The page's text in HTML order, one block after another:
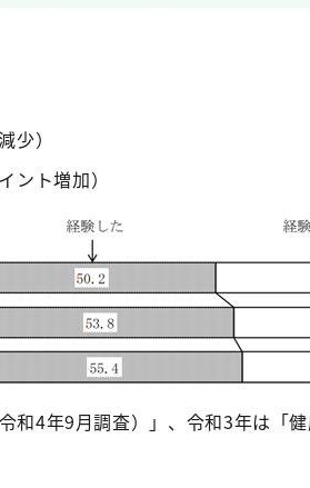
少）
ント増加）
和4年9月調査）」、令和3年は「